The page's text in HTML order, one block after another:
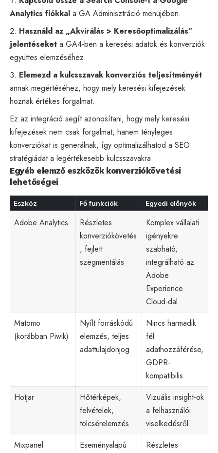
Analytics fiókkal a GA Adminisztráció menüjében.
Használd az „Akvirálás > Keresőoptimalizálás”
jelentéseket a GA4-ben a keresési adatok és konverziók
együttes elemzéséhez.
Elemezd a kulcsszavak konverziós teljesítményét
annak megértéséhez, hogy mely keresési kifejezések
hoznak értékes forgalmat.
Ez az integráció segít azonosítani, hogy mely keresési
kifejezések nem csak forgalmat, hanem tényleges
konverziókat is generálnak, így optimalizálhatod a SEO
stratégiádat a legértékesebb kulcsszavakra.
Egyéb elemző eszközök konverziókövetési
lehetőségei
Eszköz Fő funkciók Egyedi előnyök
Adobe Analytics
Részletes
konverziókövetés
, fejlett
szegmentálás
Komplex vállalati
igényekre
szabható,
integrálható az
Adobe
Experience
Cloud-dal
Matomo
(korábban Piwik)
Nyílt forráskódú
elemzés, teljes
adattulajdonjog
Nincs harmadik
fél
adathozzáférése,
GDPR-
kompatibilis
Hotjar
Hőtérképek,
felvételek,
tölcsérelemzés
Vizuális insight-ok
a felhasználói
viselkedésről
Mixpanel
Eseményalapú
Részletes